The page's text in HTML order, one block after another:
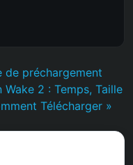
de préchargement
Wake 2 : Temps, Taille
Télécharger »